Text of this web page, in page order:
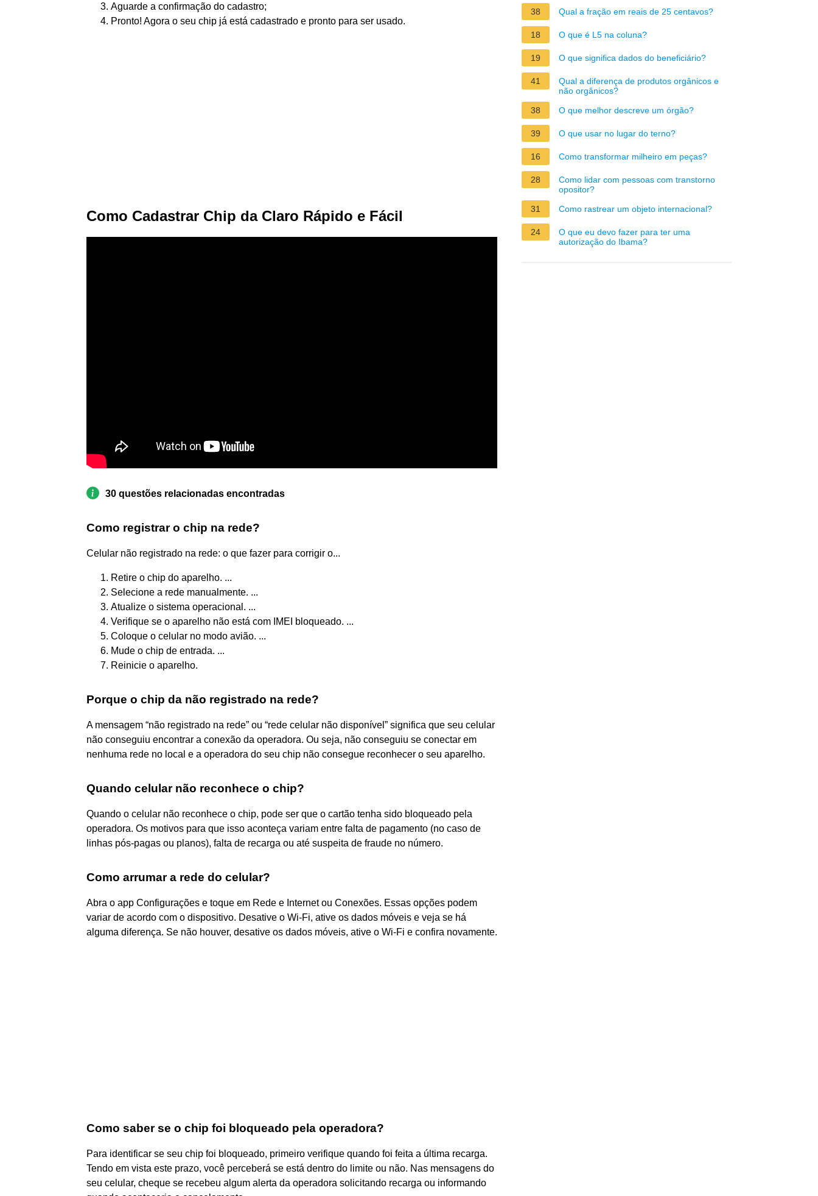
Aguarde a confirmação do cadastro;
Pronto! Agora o seu chip já está cadastrado e pronto para ser usado.
Como Cadastrar Chip da Claro Rápido e Fácil
30 questões relacionadas encontradas
Como registrar o chip na rede?
Celular não registrado na rede: o que fazer para corrigir o...
Retire o chip do aparelho. ...
Selecione a rede manualmente. ...
Atualize o sistema operacional. ...
Verifique se o aparelho não está com IMEI bloqueado. ...
Coloque o celular no modo avião. ...
Mude o chip de entrada. ...
Reinicie o aparelho.
Porque o chip da não registrado na rede?
A mensagem “não registrado na rede” ou “rede celular não disponível” significa que seu celular
não conseguiu encontrar a conexão da operadora. Ou seja, não conseguiu se conectar em
nenhuma rede no local e a operadora do seu chip não consegue reconhecer o seu aparelho.
Quando celular não reconhece o chip?
Quando o celular não reconhece o chip, pode ser que o cartão tenha sido bloqueado pela
operadora. Os motivos para que isso aconteça variam entre falta de pagamento (no caso de
linhas pós-pagas ou planos), falta de recarga ou até suspeita de fraude no número.
Como arrumar a rede do celular?
Abra o app Configurações e toque em Rede e Internet ou Conexões. Essas opções podem
variar de acordo com o dispositivo. Desative o Wi-Fi, ative os dados móveis e veja se há
alguma diferença. Se não houver, desative os dados móveis, ative o Wi-Fi e confira novamente.
Como saber se o chip foi bloqueado pela operadora?
Para identificar se seu chip foi bloqueado, primeiro verifique quando foi feita a última recarga.
Tendo em vista este prazo, você perceberá se está dentro do limite ou não. Nas mensagens do
seu celular, cheque se recebeu algum alerta da operadora solicitando recarga ou informando
38 Qual a fração em reais de 25 centavos?
18 O que é L5 na coluna?
19 O que significa dados do beneficiário?
41
Qual a diferença de produtos orgânicos e
não orgânicos?
38
O que melhor descreve um órgão?
39 O que usar no lugar do terno?
16 Como transformar milheiro em peças?
28
Como lidar com pessoas com transtorno
opositor?
31
Como rastrear um objeto internacional?
24
O que eu devo fazer para ter uma
autorização do Ibama?